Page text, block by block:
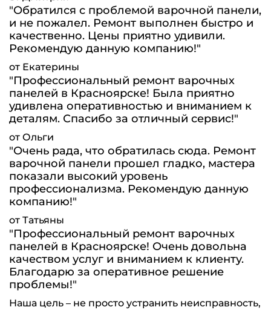
"Обратился с проблемой варочной панели,
и не пожалел. Ремонт выполнен быстро и
качественно. Цены приятно удивили.
Рекомендую данную компанию!"
от Екатерины
"Профессиональный ремонт варочных
панелей в Красноярске! Была приятно
удивлена оперативностью и вниманием к
деталям. Спасибо за отличный сервис!"
от Ольги
"Очень рада, что обратилась сюда. Ремонт
варочной панели прошел гладко, мастера
показали высокий уровень
профессионализма. Рекомендую данную
компанию!"
от Татьяны
"Профессиональный ремонт варочных
панелей в Красноярске! Очень довольна
качеством услуг и вниманием к клиенту.
Благодарю за оперативное решение
проблемы!"
Наша цель – не просто устранить неисправность,